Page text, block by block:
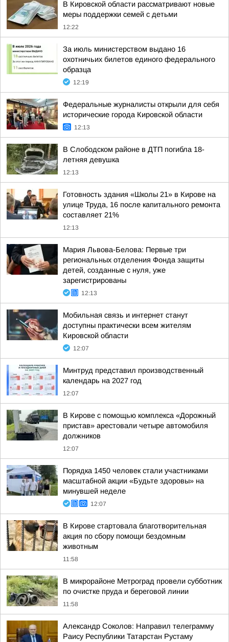
В Кировской области рассматривают новые
меры поддержки семей с детьми
12:22
За июль министерством выдано 16
охотничьих билетов единого федерального
образца
12:19
Федеральные журналисты открыли для себя
исторические города Кировской области
12:13
В Слободском районе в ДТП погибла 18-
летняя девушка
12:13
Готовность здания «Школы 21» в Кирове на
улице Труда, 16 после капитального ремонта
составляет 21%
12:13
Мария Львова-Белова: Первые три
региональных отделения Фонда защиты
детей, созданные с нуля, уже
зарегистрированы
12:13
Мобильная связь и интернет станут
доступны практически всем жителям
Кировской области
12:07
Минтруд представил производственный
календарь на 2027 год
12:07
В Кирове с помощью комплекса «Дорожный
пристав» арестовали четыре автомобиля
должников
12:07
Порядка 1450 человек стали участниками
масштабной акции «Будьте здоровы» на
минувшей неделе
12:07
В Кирове стартовала благотворительная
акция по сбору помощи бездомным
животным
11:58
В микрорайоне Метроград провели субботник
по очистке пруда и береговой линии
11:58
Александр Соколов: Направил телеграмму
Раису Республики Татарстан Рустаму